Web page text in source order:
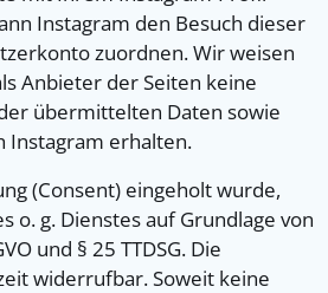
Instagram den Besuch dieser
zuordnen. Wir weisen
Anbieter der Seiten keine
übermittelten Daten sowie
Instagram erhalten.
(Consent) eingeholt wurde,
o. g. Dienstes auf Grundlage von
und § 25 TTDSG. Die
widerrufbar. Soweit keine